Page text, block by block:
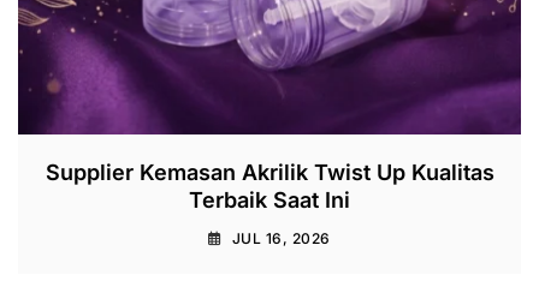
Supplier Kemasan Akrilik Twist Up Kualitas
Terbaik Saat Ini
JUL 16, 2026